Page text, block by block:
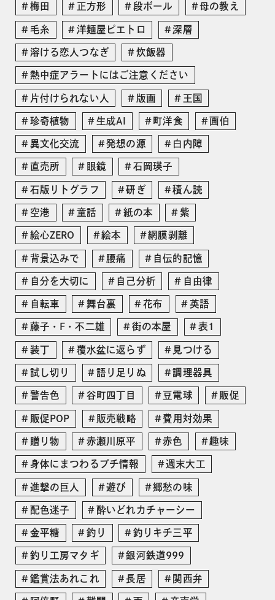
梅田 正方形 段ボール 母の教え
毛糸 洋麺屋ピエトロ 深層
溶ける恋人つなぎ 炊飯器
熱中症アラートにはご注意ください
片付けられない人 版画 王国
珍奇植物 生成AI 町洋食 画伯
異文化交流 発想の源 白内障
直売所 眼鏡 石岡瑛子
石版リトグラフ 研ぎ 積ん読
空港 童話 紙の本 紫
絵心ZERO 絵本 網膜剥離
背景込みで 腰痛 自伝的記憶
自分を大切に 自己分析 自由律
自転車 舞台裏 花布 英語
藤子・F・不二雄 街の本屋 表1
装丁 覆水盆に返らず 見つける
試し切り 語り足りぬ 調理器具
警告色 谷町四丁目 豆電球 販促
販促POP 販売戦略 費用対効果
贈り物 赤瀬川原平 赤色 趣味
身体にまつわるプチ情報 週末大工
進撃の巨人 遊び 郷愁の味
配色迷子 酔いどれカチャーシー
金平糖 釣り 釣りキチ三平
釣り工房マタギ 銀河鉄道999
鑑賞法あれこれ 長居 関西弁